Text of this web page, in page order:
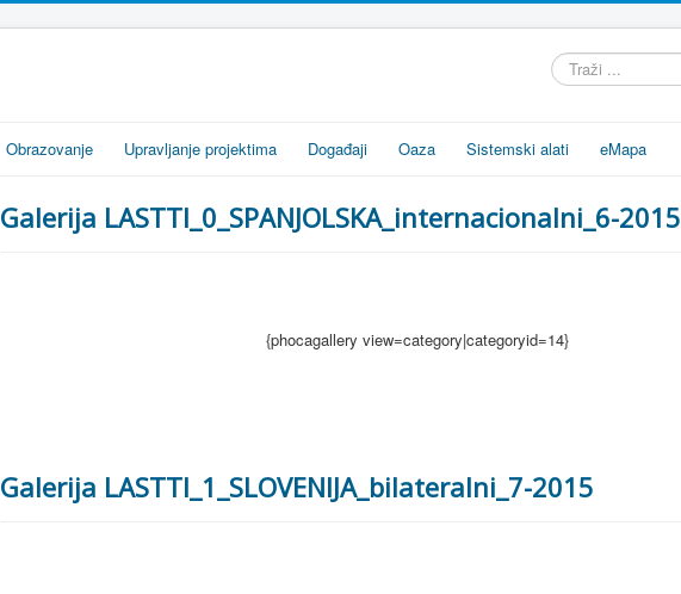
Traži
...
Obrazovanje Upravljanje projektima Događaji Oaza Sistemski alati eMapa
Galerija LASTTI_0_SPANJOLSKA_internacionalni_6-2015
{phocagallery view=category|categoryid=14}
Galerija LASTTI_1_SLOVENIJA_bilateralni_7-2015